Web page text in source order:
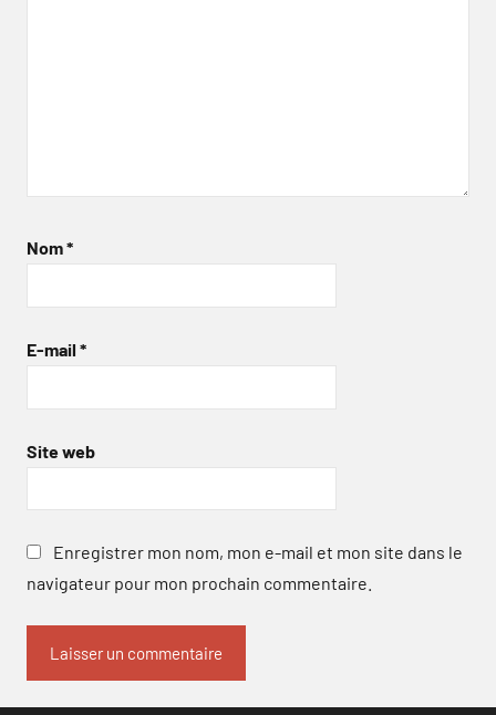
Nom*
E-mail *
Site web
Enregistrer mon nom, mon e-mail et mon site dans le
navigateur pour mon prochain commentaire.